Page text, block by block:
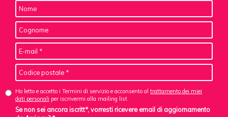
Ho letto e accetto i Termini di servizio e acconsento al trattamento dei miei
dati personali per iscrivermi alla mailing list
Se non sei ancora iscritt*, vorresti ricevere email di aggiornamento